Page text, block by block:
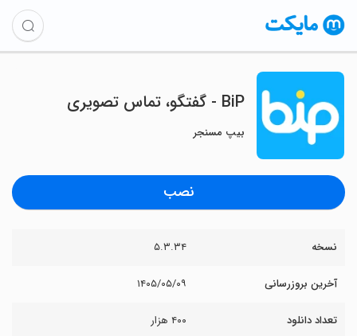
BiP - گفتگو، تماس تصویری
بیپ مسنجر
نصب
نسخه ۵.۳.۳۴
آخرین بروزرسانی ۱۴۰۵/۰۵/۰۹
تعداد دانلود ۴۰۰ هزار